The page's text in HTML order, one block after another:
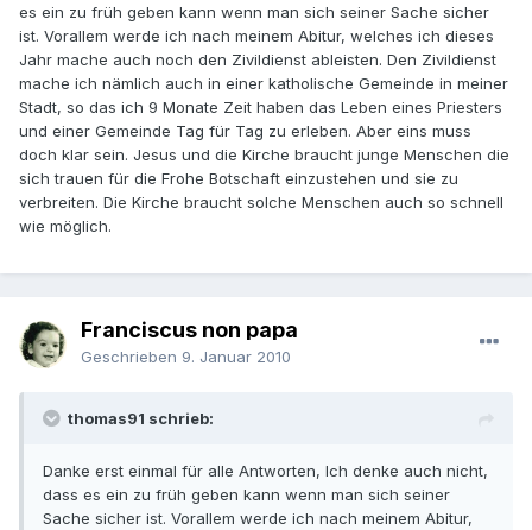
es ein zu früh geben kann wenn man sich seiner Sache sicher
ist. Vorallem werde ich nach meinem Abitur, welches ich dieses
Jahr mache auch noch den Zivildienst ableisten. Den Zivildienst
mache ich nämlich auch in einer katholische Gemeinde in meiner
Stadt, so das ich 9 Monate Zeit haben das Leben eines Priesters
und einer Gemeinde Tag für Tag zu erleben. Aber eins muss
doch klar sein. Jesus und die Kirche braucht junge Menschen die
sich trauen für die Frohe Botschaft einzustehen und sie zu
verbreiten. Die Kirche braucht solche Menschen auch so schnell
wie möglich.
Franciscus non papa
Geschrieben 9. Januar 2010
thomas91 schrieb:
Danke erst einmal für alle Antworten, Ich denke auch nicht,
dass es ein zu früh geben kann wenn man sich seiner
Sache sicher ist. Vorallem werde ich nach meinem Abitur,